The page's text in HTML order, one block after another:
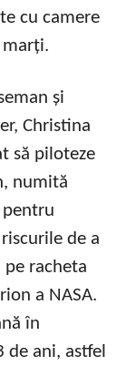
cu camere
și
Christina
să piloteze
numită
de a
racheta
a NASA.
în
ani, astfel